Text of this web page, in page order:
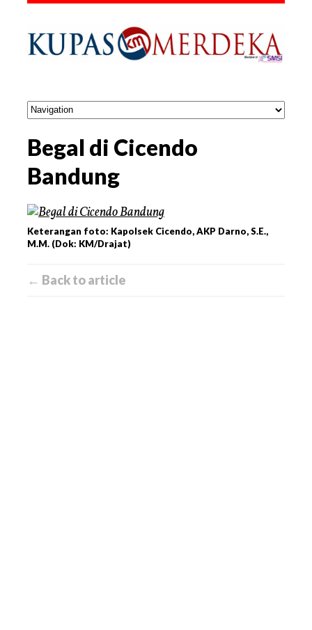
Begal di Cicendo
Bandung
Keterangan foto: Kapolsek Cicendo, AKP Darno, S.E.,
M.M. (Dok: KM/Drajat)
← Back to article